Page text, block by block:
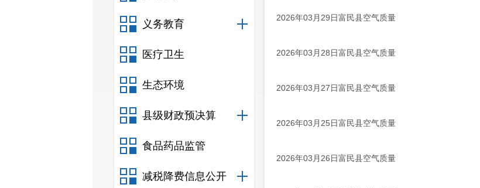
义务教育
医疗卫生
生态环境
县级财政预决算
食品药品监管
减税降费信息公开
2026年03月29日富民县空气质量
2026年03月28日富民县空气质量
2026年03月27日富民县空气质量
2026年03月25日富民县空气质量
2026年03月26日富民县空气质量